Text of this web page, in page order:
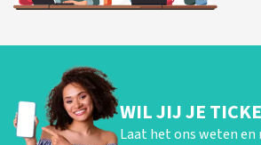
WIL JIJ JE
Laat het ons weten en